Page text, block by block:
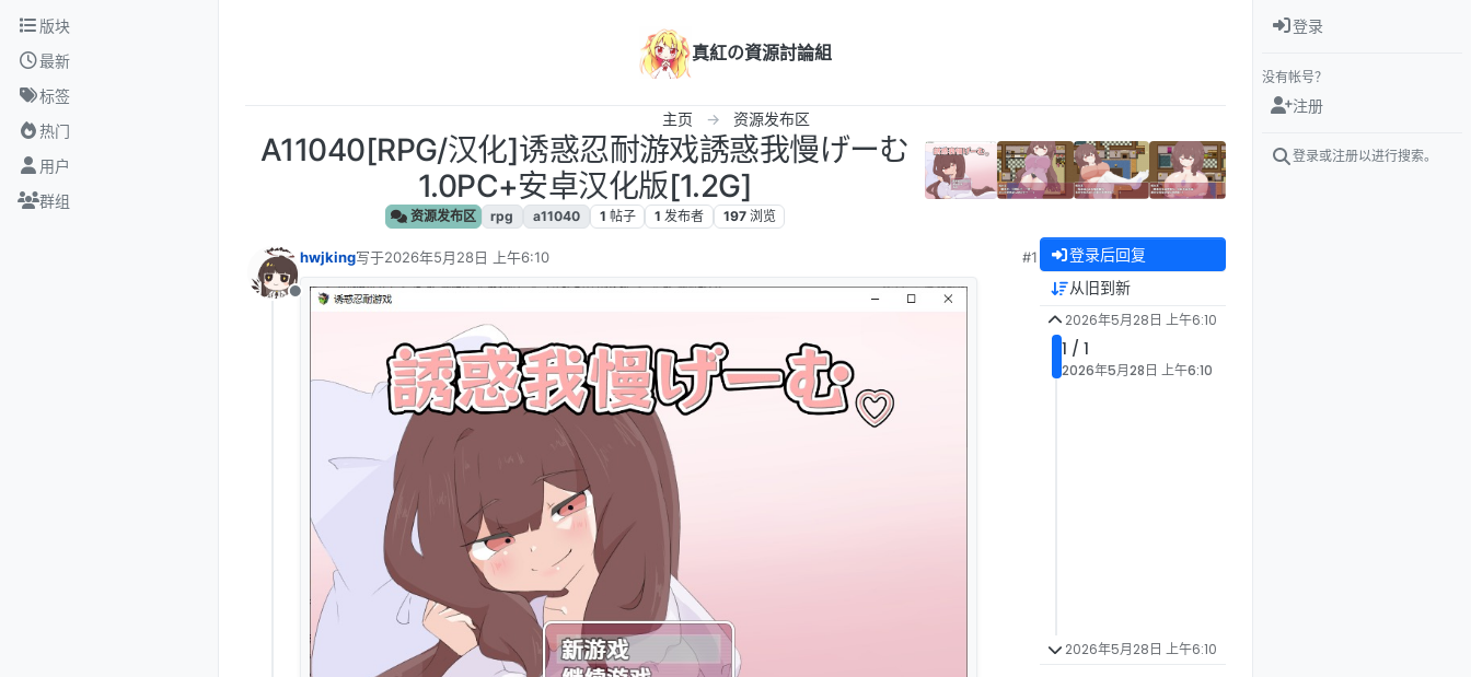
跳转至内容
版块
最新
标签
热门
用户
群组
真紅の資源討論組
主页 资源发布区
A11040[RPG/汉化]诱惑忍耐游戏誘惑我慢げーむ
1.0PC+安卓汉化版[1.2G]
资源发布区 rpg a11040 1 帖子 1 发布者 197 浏览
离线
hwjking写于2026年5月28日 上午6:10
最后由 编辑
#1 登录后回复
从旧到新
2026年5月28日 上午6:10
1 / 1
2026年5月28日 上午6:10
2026年5月28日 上午6:10
登录
没有帐号？
注册
登录或注册以进行搜索。